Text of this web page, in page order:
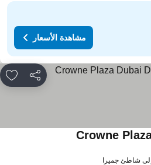
مشاهدة الأسعار
مشاركة
Crowneمشاهدة الأسعار